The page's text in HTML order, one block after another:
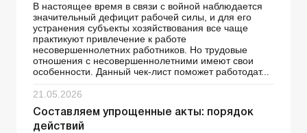
В настоящее время в связи с войной наблюдается
значительный дефицит рабочей силы, и для его
устранения субъекты хозяйствования все чаще
практикуют привлечение к работе
несовершеннолетних работников. Но трудовые
отношения с несовершеннолетними имеют свои
особенности. Данный чек-лист поможет работодат...
21.05.2026
Составляем упрощенные акты: порядок
действий